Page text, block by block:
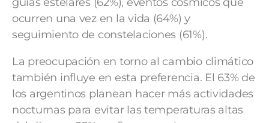
ocurren una vez en la vida (64%) y
seguimiento de constelaciones (61%).
La preocupación en torno al cambio climático
también influye en esta preferencia. El 63% de
los argentinos planean hacer más actividades
nocturnas para evitar las temperaturas altas